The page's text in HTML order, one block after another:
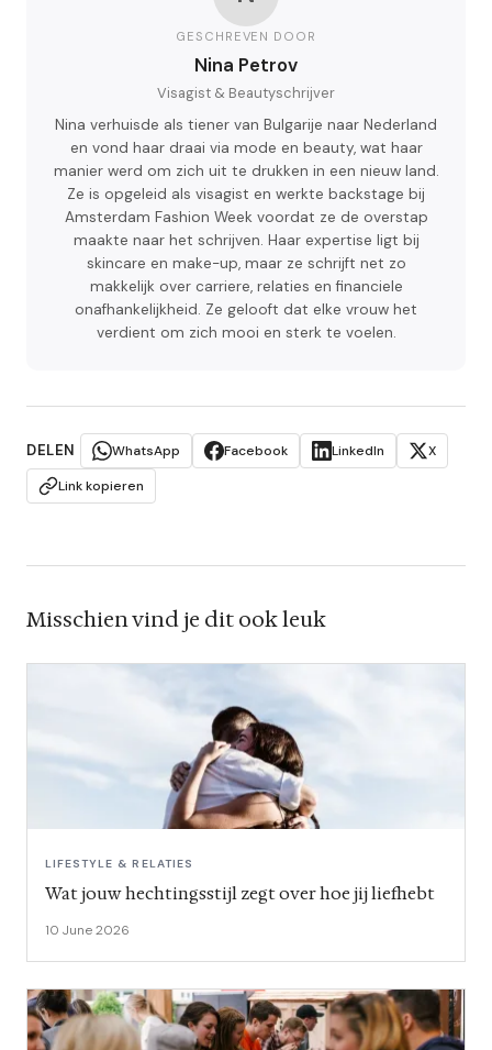
GESCHREVEN DOOR
Nina Petrov
Visagist & Beautyschrijver
Nina verhuisde als tiener van Bulgarije naar Nederland
en vond haar draai via mode en beauty, wat haar
manier werd om zich uit te drukken in een nieuw land.
Ze is opgeleid als visagist en werkte backstage bij
Amsterdam Fashion Week voordat ze de overstap
maakte naar het schrijven. Haar expertise ligt bij
skincare en make-up, maar ze schrijft net zo
makkelijk over carriere, relaties en financiele
onafhankelijkheid. Ze gelooft dat elke vrouw het
verdient om zich mooi en sterk te voelen.
DELEN WhatsApp Facebook LinkedIn
X
Link kopieren
Misschien vind je dit ook leuk
LIFESTYLE & RELATIES
Wat jouw hechtingsstijl zegt over hoe jij liefhebt
10 June 2026